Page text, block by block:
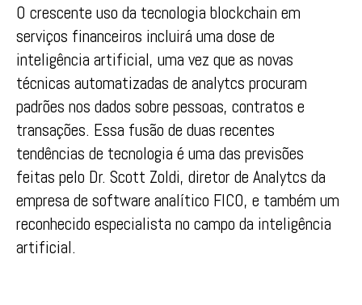
O crescente uso da tecnologia blockchain em
serviços financeiros incluirá uma dose de
inteligência artificial, uma vez que as novas
técnicas automatizadas de analytcs procuram
padrões nos dados sobre pessoas, contratos e
transações. Essa fusão de duas recentes
tendências de tecnologia é uma das previsões
feitas pelo Dr. Scott Zoldi, diretor de Analytcs da
empresa de software analítico FICO, e também um
reconhecido especialista no campo da inteligência
artificial.